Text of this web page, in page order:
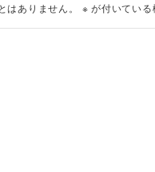
はありません。 ※ が付いてい